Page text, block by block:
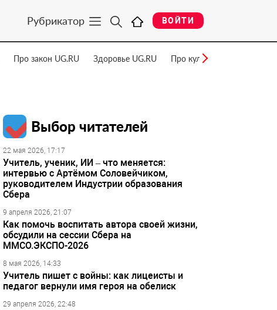
Рубрикатор ВОЙТИ
Про закон UG.RU Здоровье UG.RU Про культуру UG.RU
Выбор читателей
22 мая 2026, 17:17
Учитель, ученик, ИИ – что меняется:
интервью с Артёмом Соловейчиком,
руководителем Индустрии образования
Сбера
9 апреля 2026, 21:07
Как помочь воспитать автора своей жизни,
обсудили на сессии Сбера на
ММСО.ЭКСПО-2026
8 мая 2026, 14:33
Учитель пишет с войны: как лицеисты и
педагог вернули имя героя на обелиск
29 апреля 2026, 22:48